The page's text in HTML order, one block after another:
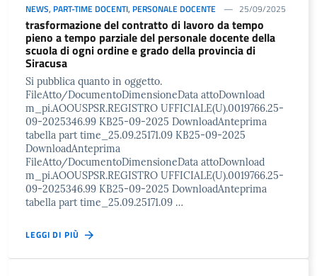
NEWS, PART-TIME DOCENTI, PERSONALE DOCENTE 25/09/2025
trasformazione del contratto di lavoro da tempo
pieno a tempo parziale del personale docente della
scuola di ogni ordine e grado della provincia di
Siracusa
Si pubblica quanto in oggetto.
FileAtto/DocumentoDimensioneData attoDownload
m_pi.AOOUSPSR.REGISTRO UFFICIALE(U).0019766.25-
09-2025346.99 KB25-09-2025 DownloadAnteprima
tabella part time_25.09.25171.09 KB25-09-2025
DownloadAnteprima
FileAtto/DocumentoDimensioneData attoDownload
m_pi.AOOUSPSR.REGISTRO UFFICIALE(U).0019766.25-
09-2025346.99 KB25-09-2025 DownloadAnteprima
tabella part time_25.09.25171.09 …
LEGGI DI PIÙ